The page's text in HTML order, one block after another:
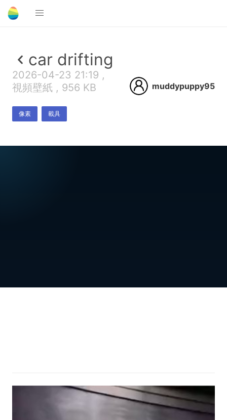
car drifting
2026-04-23 21:19 ,
視頻壁紙 , 956 KB
像素 載具
muddypuppy95